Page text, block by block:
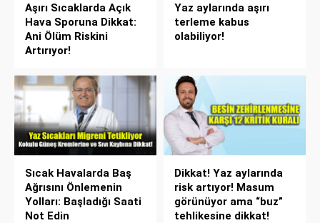
Aşırı Sıcaklarda Açık
Hava Sporuna Dikkat:
Ani Ölüm Riskini
Artırıyor!
Yaz aylarında aşırı
terleme kabus
olabiliyor!
Sıcak Havalarda Baş
Ağrısını Önlemenin
Yolları: Başladığı Saati
Not Edin
Dikkat! Yaz aylarında
risk artıyor! Masum
görünüyor ama “buz”
tehlikesine dikkat!